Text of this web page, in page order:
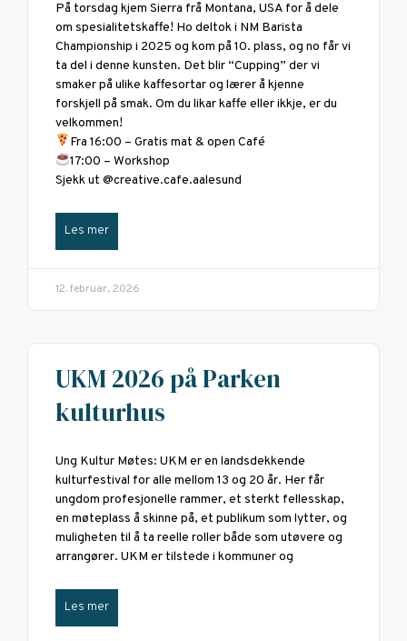
På torsdag kjem Sierra frå Montana, USA for å dele
om spesialitetskaffe! Ho deltok i NM Barista
Championship i 2025 og kom på 10. plass, og no får vi
ta del i denne kunsten. Det blir “Cupping” der vi
smaker på ulike kaffesortar og lærer å kjenne
forskjell på smak. Om du likar kaffe eller ikkje, er du
velkommen!
Fra 16:00 – Gratis mat & open Café
17:00 – Workshop
Sjekk ut @creative.cafe.aalesund
Les mer
12. februar, 2026
UKM 2026 på Parken
kulturhus
Ung Kultur Møtes: UKM er en landsdekkende
kulturfestival for alle mellom 13 og 20 år. Her får
ungdom profesjonelle rammer, et sterkt fellesskap,
en møteplass å skinne på, et publikum som lytter, og
muligheten til å ta reelle roller både som utøvere og
arrangører. UKM er tilstede i kommuner og
Les mer